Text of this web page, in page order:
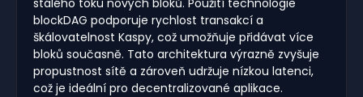
stálého toku nových bloků. Použití technologie
blockDAG podporuje rychlost transakcí a
škálovatelnost Kaspy, což umožňuje přidávat více
bloků současně. Tato architektura výrazně zvyšuje
propustnost sítě a zároveň udržuje nízkou latenci,
což je ideální pro decentralizované aplikace.